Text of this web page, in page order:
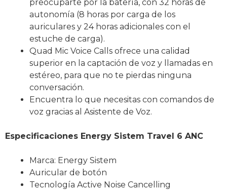
preocuparte por la batería, con 32 horas de
autonomía (8 horas por carga de los
auriculares y 24 horas adicionales con el
estuche de carga).
Quad Mic Voice Calls ofrece una calidad
superior en la captación de voz y llamadas en
estéreo, para que no te pierdas ninguna
conversación.
Encuentra lo que necesitas con comandos de
voz gracias al Asistente de Voz.
Especificaciones Energy Sistem Travel 6 ANC
Marca: Energy Sistem
Auricular de botón
Tecnología Active Noise Cancelling